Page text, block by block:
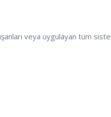
veya uygulayan tüm